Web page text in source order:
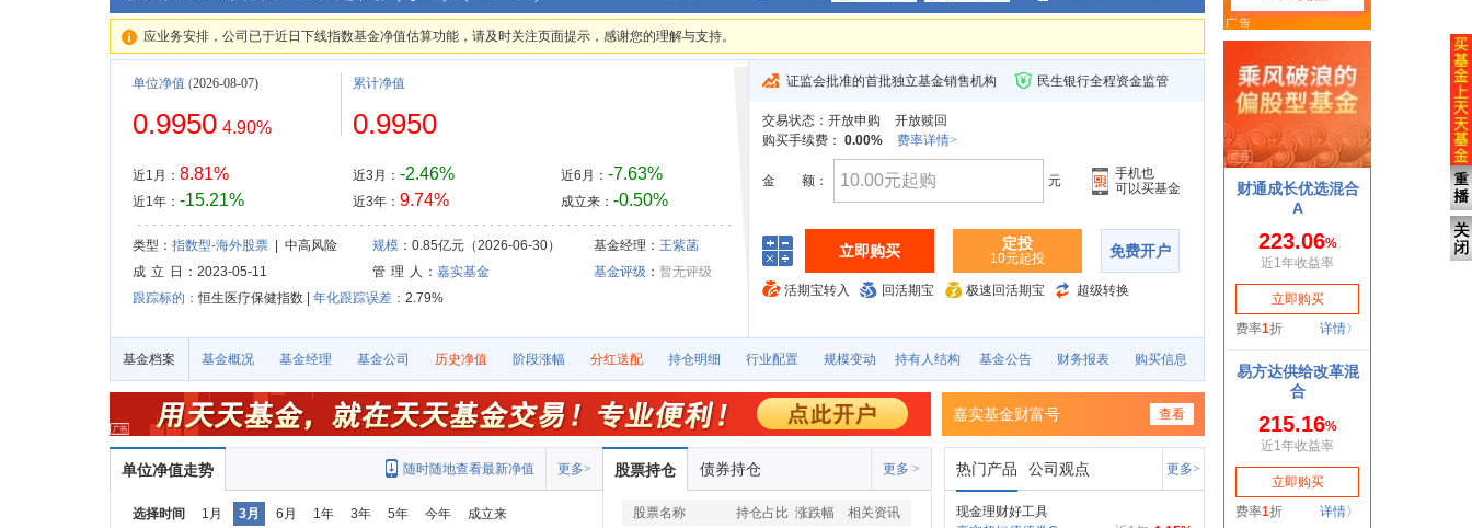
应业务安排，公司已于近日下线指数基金净值估算功能，请及时关注页面提示，感谢您的理解与支持。
单位净值 (2026-08-07)
0.9950 4.90%
近1月： 8.81%
近1年： -15.21%
累计净值
0.9950
近3月： -2.46%
近3年： 9.74%
近6月： -7.63%
成立来： -0.50%
类型： 指数型-海外股票| 中高风险 规模：0.85亿元（2026-06-30） 基金经理： 王紫菡
成 立 日
：2023-05-11 管 理 人 ： 嘉实基金 基金评级 ： 暂无评级
跟踪标的：恒生医疗保健指数 | 年化跟踪误差： 2.79%
证监会批准的首批独立基金销售机构 民生银行全程资金监管
交易状态： 开放申购
开放赎回
购买手续费： 0.00% 费率详情>
金 额： 元
手机也
可以买基金
立即购买 定投
10元起投 免费开户
活期宝转入 回活期宝 极速回活期宝 超级转换
基金档案 基金概况 基金经理 基金公司 历史净值 阶段涨幅 分红送配 持仓明细 行业配置 规模变动 持有人结构 基金公告 财务报表 购买信息
嘉实基金财富号 查看
单位净值走势 更多>
随时随地查看最新净值
选择时间 1月 3月 6月 1年 3年 5年 今年 成立来
股票持仓 债券持仓 更多 >
股票名称 持仓占比 涨跌幅
相关资讯
热门产品 公司观点 更多>
现金理财好工具